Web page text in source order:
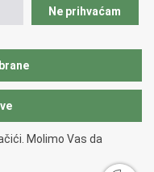
srijemska.
Ne prihvaćam
Molimo Vas da